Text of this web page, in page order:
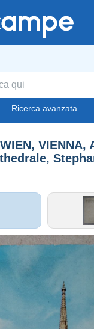
Ricerca avanzata
VIENNA,